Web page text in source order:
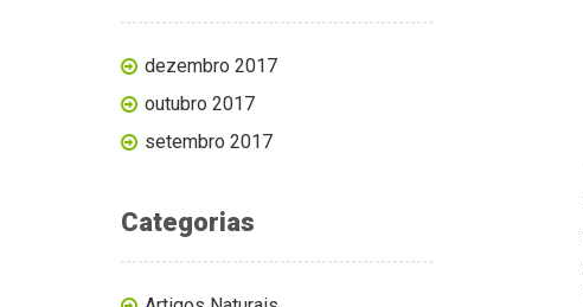
dezembro 2017
outubro 2017
setembro 2017
Categorias